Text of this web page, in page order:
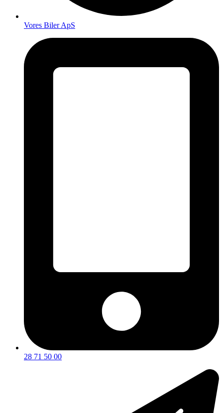
Vores Biler ApS
28 71 50 00